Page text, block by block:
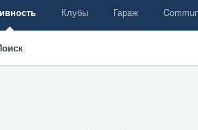
Клубы Гараж